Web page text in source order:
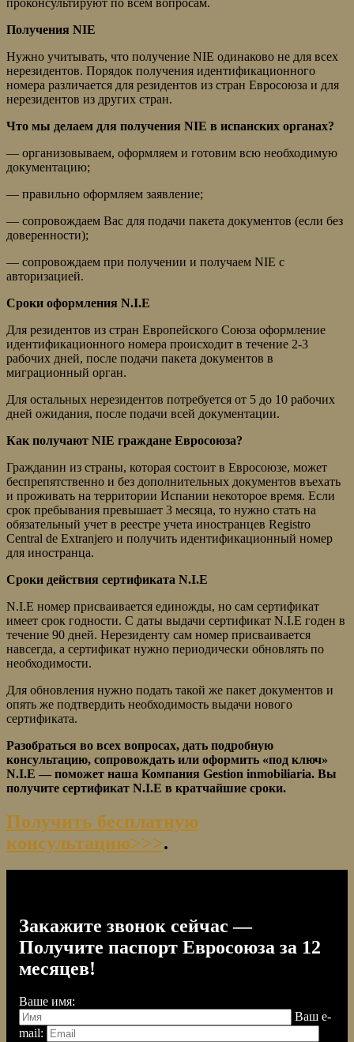
Получения NIE
Нужно учитывать, что получение NIE одинаково не для всех
нерезидентов. Порядок получения идентификационного
номера различается для резидентов из стран Евросоюза и для
нерезидентов из других стран.
Что мы делаем для получения NIE в испанских органах?
— организовываем, оформляем и готовим всю необходимую
документацию;
— правильно оформляем заявление;
— сопровождаем Вас для подачи пакета документов (если без
доверенности);
— сопровождаем при получении и получаем NIE с
авторизацией.
Сроки оформления N.I.E
Для резидентов из стран Европейского Союза оформление
идентификационного номера происходит в течение 2-3
рабочих дней, после подачи пакета документов в
миграционный орган.
Для остальных нерезидентов потребуется от 5 до 10 рабочих
дней ожидания, после подачи всей документации.
Как получают NIE граждане Евросоюза?
Гражданин из страны, которая состоит в Евросоюзе, может
беспрепятственно и без дополнительных документов въехать
и проживать на территории Испании некоторое время. Если
срок пребывания превышает 3 месяца, то нужно стать на
обязательный учет в реестре учета иностранцев Registro
Central de Extranjero и получить идентификационный номер
для иностранца.
Сроки действия сертификата N.I.E
N.I.E номер присваивается единожды, но сам сертификат
имеет срок годности. С даты выдачи сертификат N.I.E годен в
течение 90 дней. Нерезиденту сам номер присваивается
навсегда, а сертификат нужно периодически обновлять по
необходимости.
Для обновления нужно подать такой же пакет документов и
опять же подтвердить необходимость выдачи нового
сертификата.
Разобраться во всех вопросах, дать подробную
консультацию, сопровождать или оформить «под ключ»
N.I.E — поможет наша Компания Gestion inmobiliaria. Вы
получите сертификат N.I.E в кратчайшие сроки.
Получить бесплатную
консультацию>>>.
Закажите звонок сейчас —
Получите паспорт Евросоюза за 12
месяцев!
Ваше имя:
Ваш e-
mail: